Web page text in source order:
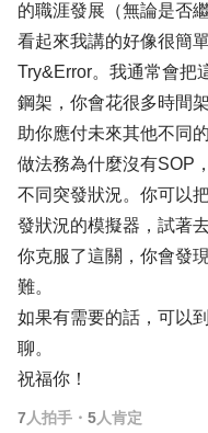
的職涯發展（無論是否
看起來我講的好像很簡
Try&Error。我通常會把
鋼架，你會花很多時間
助你應付未來其他不同
做法務為什麼沒有SOP
不同突發狀況。你可以
發狀況的模擬器，試著
你克服了這關，你會發
難。
如果有需要的話，可以
聊。
祝福你！
7 人拍手 ・ 5人肯定